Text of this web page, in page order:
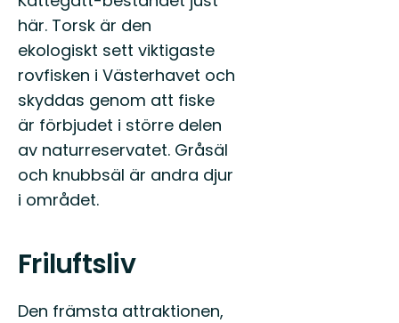
här. Torsk är den
ekologiskt sett viktigaste
rovfisken i Västerhavet och
skyddas genom att fiske
är förbjudet i större delen
av naturreservatet. Gråsäl
och knubbsäl är andra djur
i området.
Friluftsliv
Den främsta attraktionen,